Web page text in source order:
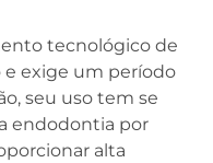
tecnológico de
exige um período
seu uso tem se
endodontia por
alta